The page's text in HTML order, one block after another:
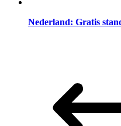
Nederland: Gratis